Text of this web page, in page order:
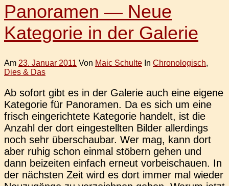
Panoramen — Neue
Kategorie in der Galerie
Am 23. Januar 2011 Von Maic Schulte In Chronologisch,
Dies & Das
Ab sofort gibt es in der Gale­rie auch eine eigene
Kate­go­rie für Pan­ora­men. Da es sich um eine
frisch ein­ge­rich­te­te Kate­go­rie han­delt, ist die
Anzahl der dort ein­ge­stell­ten Bilder aller­dings
noch sehr über­schau­bar. Wer mag, kann dort
aber ruhig schon einmal stö­bern gehen und
dann bei­zei­ten ein­fach erneut vor­bei­schau­en. In
der nächs­ten Zeit wird es dort immer mal wieder